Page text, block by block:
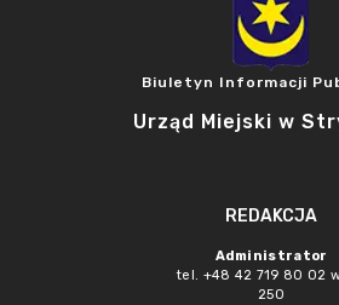
Biuletyn Informacji
Urząd Miejski w
REDAKCJA
Administrator
tel. +48 42 719 80 02
250